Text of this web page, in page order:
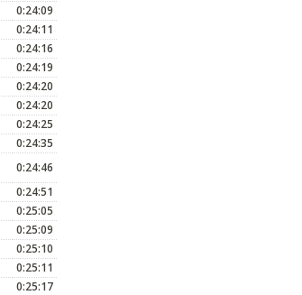
0:24:09
0:24:11
0:24:16
0:24:19
0:24:20
0:24:20
0:24:25
0:24:35
0:24:46
0:24:51
0:25:05
0:25:09
0:25:10
0:25:11
0:25:17